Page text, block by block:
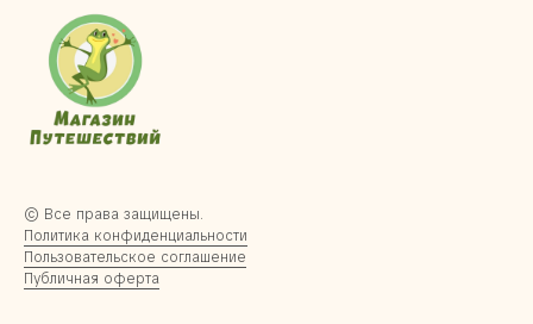
© Все права защищены.
Политика конфиденциальности
Пользовательское соглашение
Публичная оферта